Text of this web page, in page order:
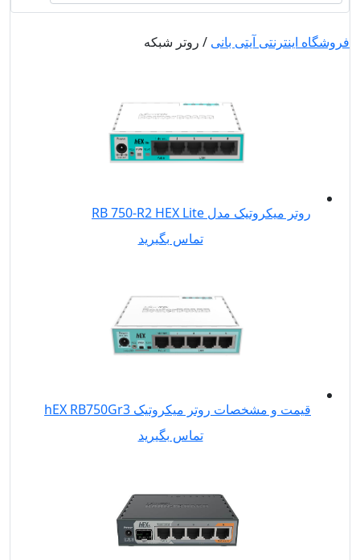
فروشگاه اینترنتی آیتی بانی / روتر شبکه
روتر میکروتیک مدل RB 750-R2 HEX Lite
تماس بگیرید
قیمت و مشخصات روتر میکروتیک hEX RB750Gr3
تماس بگیرید